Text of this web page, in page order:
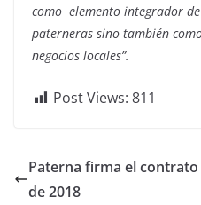
como elemento integrador
paterneras sino también
negocios locales”.
Post Views: 811
Paterna firma el contrato
de 2018